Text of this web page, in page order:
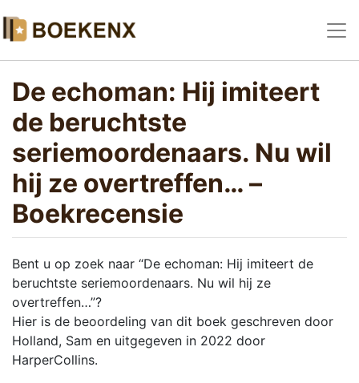
De echoman: Hij imiteert
de beruchtste
seriemoordenaars. Nu wil
hij ze overtreffen… –
Boekrecensie
Bent u op zoek naar “De echoman: Hij imiteert de
beruchtste seriemoordenaars. Nu wil hij ze
overtreffen…”?
Hier is de beoordeling van dit boek geschreven door
Holland, Sam en uitgegeven in 2022 door
HarperCollins.